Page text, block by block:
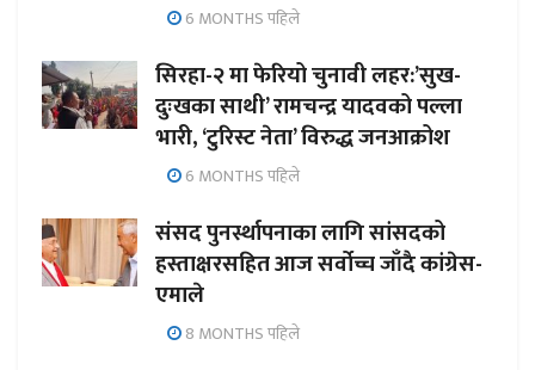
6 MONTHS पहिले
सिरहा-२ मा फेरियो चुनावी लहर:’सुख-
दुःखका साथी’ रामचन्द्र यादवको पल्ला
भारी, ‘टुरिस्ट नेता’ विरुद्ध जनआक्रोश
6 MONTHS पहिले
संसद पुनर्स्थापनाका लागि सांसदको
हस्ताक्षरसहित आज सर्वोच्च जाँदै कांग्रेस-
एमाले
8 MONTHS पहिले